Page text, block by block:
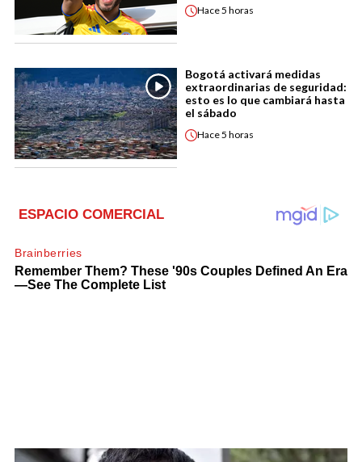
Hace5 horas
Bogotá activará medidas
extraordinarias de seguridad:
esto es lo que cambiará hasta
el sábado
Hace5 horas